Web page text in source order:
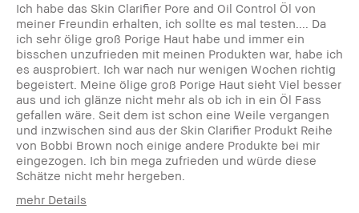
Ich habe das Skin Clarifier Pore and Oil Control Öl von
meiner Freundin erhalten, ich sollte es mal testen.... Da
ich sehr ölige groß Porige Haut habe und immer ein
bisschen unzufrieden mit meinen Produkten war, habe ich
es ausprobiert. Ich war nach nur wenigen Wochen richtig
begeistert. Meine ölige groß Porige Haut sieht Viel besser
aus und ich glänze nicht mehr als ob ich in ein Öl Fass
gefallen wäre. Seit dem ist schon eine Weile vergangen
und inzwischen sind aus der Skin Clarifier Produkt Reihe
von Bobbi Brown noch einige andere Produkte bei mir
eingezogen. Ich bin mega zufrieden und würde diese
Schätze nicht mehr hergeben.
mehr Details